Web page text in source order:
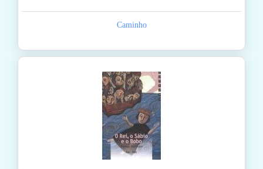
Caminho